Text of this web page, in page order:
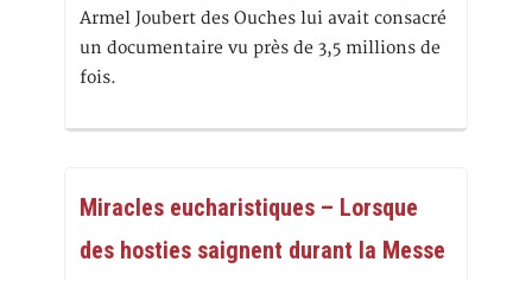
Armel Joubert des Ouches lui avait consacré
un documentaire vu près de 3,5 millions de
fois.
Miracles eucharistiques – Lorsque
des hosties saignent durant la Messe